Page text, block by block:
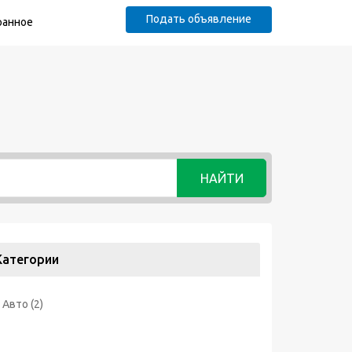
Подать объявление
НАЙТИ
Авто (2)